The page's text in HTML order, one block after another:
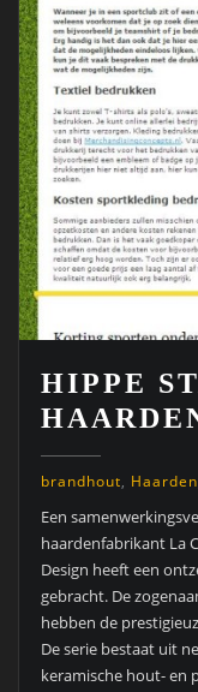
HIPPE
brandhout, Haarden
Een
haardenfabrikant La
Design heeft een
gebracht. De
hebben de
De serie bestaat uit
keramische hout- en